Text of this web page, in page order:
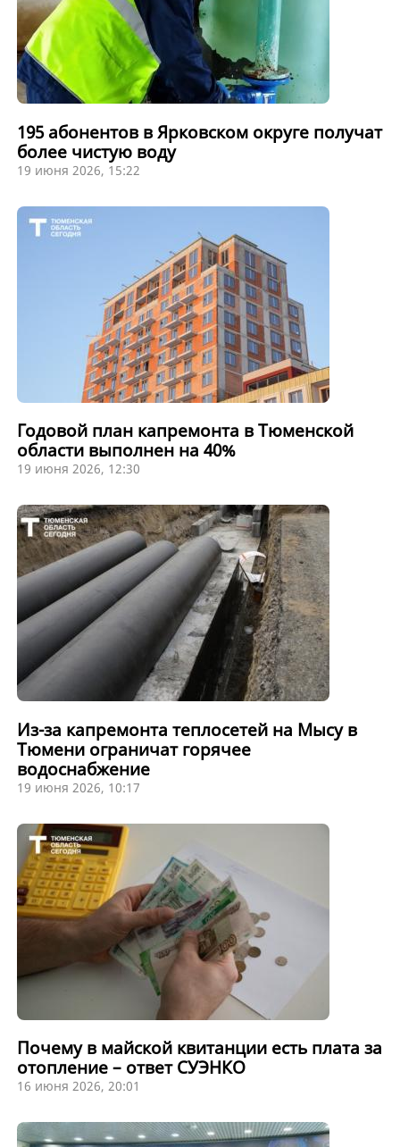
195 абонентов в Ярковском округе получат
более чистую воду
19 июня 2026, 15:22
Годовой план капремонта в Тюменской
области выполнен на 40%
19 июня 2026, 12:30
Из-за капремонта теплосетей на Мысу в
Тюмени ограничат горячее
водоснабжение
19 июня 2026, 10:17
Почему в майской квитанции есть плата за
отопление – ответ СУЭНКО
16 июня 2026, 20:01